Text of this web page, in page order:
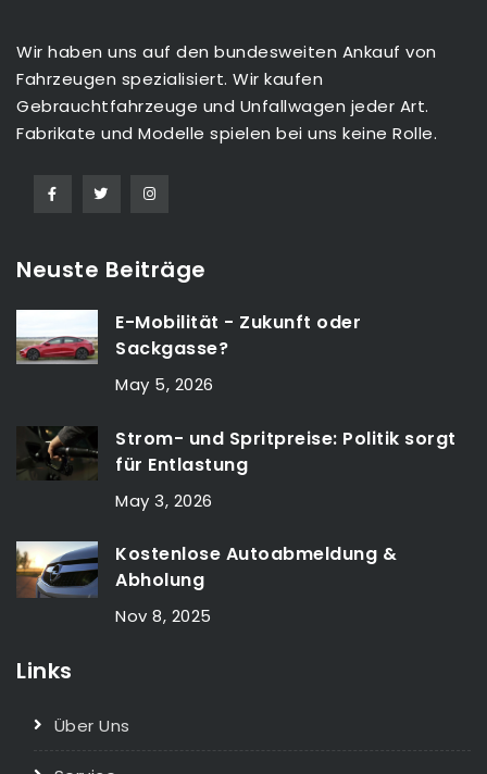
Wir haben uns auf den bundesweiten Ankauf von
Fahrzeugen spezialisiert. Wir kaufen
Gebrauchtfahrzeuge und Unfallwagen jeder Art.
Fabrikate und Modelle spielen bei uns keine Rolle.
Neuste Beiträge
E-Mobilität - Zukunft oder
Sackgasse?
May 5, 2026
Strom- und Spritpreise: Politik sorgt
für Entlastung
May 3, 2026
Kostenlose Autoabmeldung &
Abholung
Nov 8, 2025
Links
Über Uns